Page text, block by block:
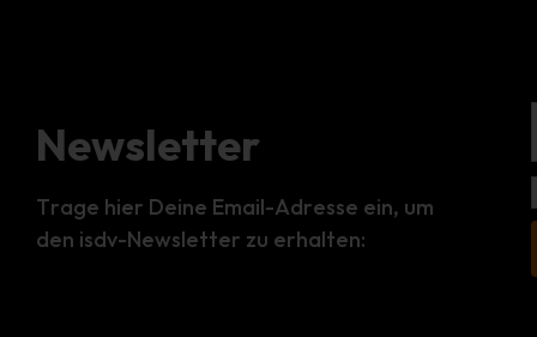
Newsletter
Trage hier Deine Email-Adresse ein, um
den isdv-Newsletter zu erhalten: